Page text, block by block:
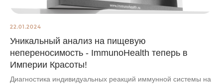
22.01.2024
Уникальный анализ на пищевую
непереносимость - ImmunoHealth теперь в
Империи Красоты!
Диагностика индивидуальных реакций иммунной системы на